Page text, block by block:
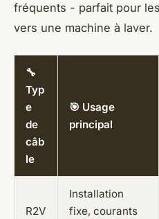
fréquents - parfait pour
vers une machine à laver.
🔧
Typ
e
de
câb
le
🎯 Usage
principal
R2V
Installation
fixe, courants